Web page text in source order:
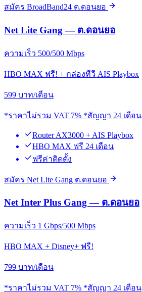
สมัคร BroadBand24 ต.ดอนยอ
Net Lite Gang — ต.ดอนยอ
ความเร็ว 500/500 Mbps
HBO MAX ฟรี! + กล่องทีวี AIS Playbox
599 บาท/เดือน
*ราคาไม่รวม VAT 7% *สัญญา 24 เดือน
Router AX3000 + AIS Playbox
HBO MAX ฟรี 24 เดือน
ฟรีค่าติดตั้ง
สมัคร Net Lite Gang ต.ดอนยอ
Net Inter Plus Gang — ต.ดอนยอ
ความเร็ว 1 Gbps/500 Mbps
HBO MAX + Disney+ ฟรี!
799 บาท/เดือน
*ราคาไม่รวม VAT 7% *สัญญา 24 เดือน